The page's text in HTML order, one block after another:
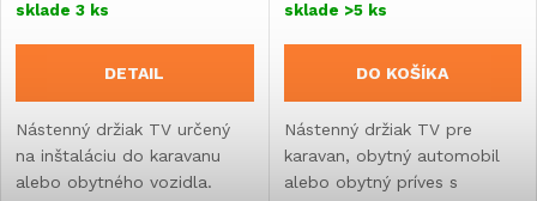
sklade 3 ks
DETAIL
Nástenný držiak TV určený
na inštaláciu do karavanu
alebo obytného vozidla.
sklade >5 ks
DO KOŠÍKA
Nástenný držiak TV pre
karavan, obytný automobil
alebo obytný príves s